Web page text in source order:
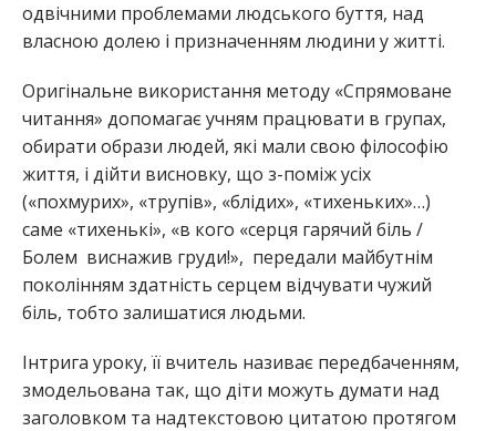
одвічними проблемами людського буття, над
власною долею і призначенням людини у житті.
Оригінальне використання методу «Спрямоване
читання» допомагає учням працювати в групах,
обирати образи людей, які мали свою філософію
життя, і дійти висновку, що з-поміж усіх
(«похмурих», «трупів», «блідих», «тихеньких»…)
саме «тихенькі», «в кого «серця гарячий біль /
Болем виснажив груди!», передали майбутнім
поколінням здатність серцем відчувати чужий
біль, тобто залишатися людьми.
Інтрига уроку, її вчитель називає передбаченням,
змодельована так, що діти можуть думати над
заголовком та надтекстовою цитатою протягом